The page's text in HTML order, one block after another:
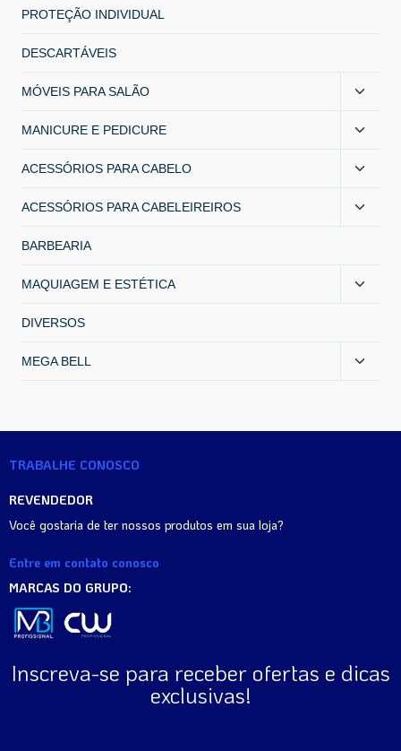
PROTEÇÃO INDIVIDUAL
DESCARTÁVEIS
MÓVEIS PARA SALÃO
MANICURE E PEDICURE
ACESSÓRIOS PARA CABELO
ACESSÓRIOS PARA CABELEIREIROS
BARBEARIA
MAQUIAGEM E ESTÉTICA
DIVERSOS
MEGA BELL
TRABALHE CONOSCO
REVENDEDOR
Você gostaria de ter nossos produtos em sua loja?
Entre em contato conosco
MARCAS DO GRUPO:
Inscreva-se para receber ofertas e dicas
exclusivas!